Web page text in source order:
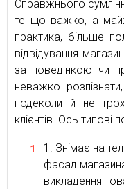
Справжнього
те що важко, а
практика, більше
відвідування
за поведінкою чи
неважко
подеколи й не
клієнтів. Ось типові
Знімає на
фасад
викладення